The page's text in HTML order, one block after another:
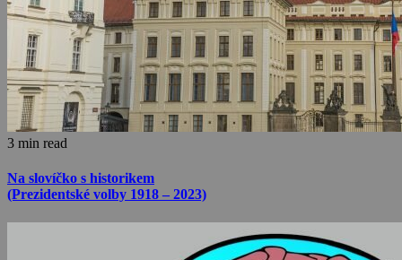
3 min read
Na slovíčko s historikem
(Prezidentské volby 1918 – 2023)